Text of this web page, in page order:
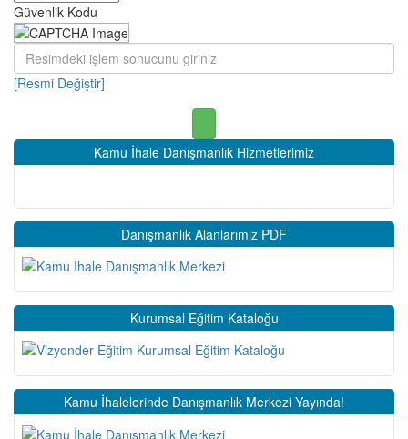
Güvenlik Kodu
[Resmi Değiştir]
Kamu İhale Danışmanlık Hizmetlerimiz
Danışmanlık Alanlarımız PDF
Kurumsal Eğitim Kataloğu
Kamu İhalelerinde Danışmanlık Merkezi Yayında!